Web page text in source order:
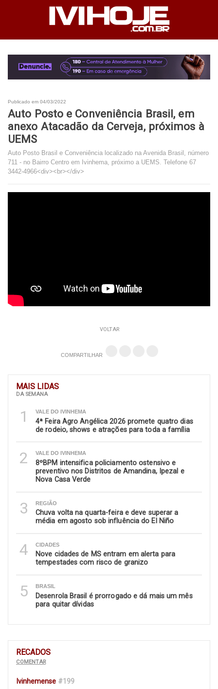
Publicado em 04/03/2022
Auto Posto e Conveniência Brasil, em
anexo Atacadão da Cerveja, próximos à
UEMS
Auto Posto Brasil e Conveniência localizado na Avenida Brasil, número
711 - no Bairro Centro em Ivinhema, próximo a UEMS. Telefone 67
3442-4966<div><br></div>
VOLTAR
COMPARTILHAR
MAIS LIDAS
DA SEMANA
1 VALE DO IVINHEMA
4ª Feira Agro Angélica 2026 promete quatro dias
de rodeio, shows e atrações para toda a família
2 VALE DO IVINHEMA
8ºBPM intensifica policiamento ostensivo e
preventivo nos Distritos de Amandina, Ipezal e
Nova Casa Verde
3 REGIÃO
Chuva volta na quarta-feira e deve superar a
média em agosto sob influência do El Niño
4 CIDADES
Nove cidades de MS entram em alerta para
tempestades com risco de granizo
5 BRASIL
Desenrola Brasil é prorrogado e dá mais um mês
para quitar dívidas
RECADOS
COMENTAR
Ivinhemense #199